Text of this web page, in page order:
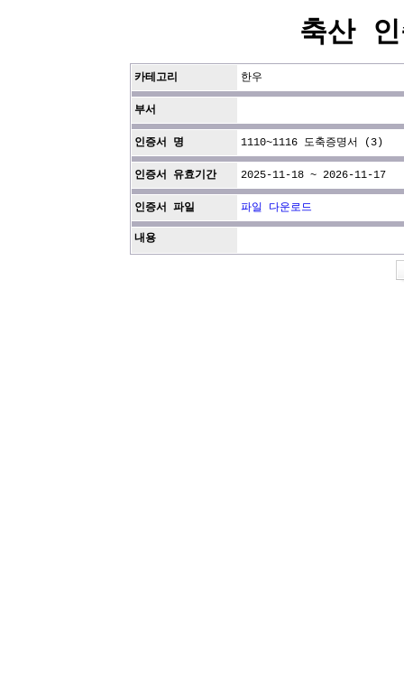
축산
카테고리 한우
부서
인증서 명 1110~1116 도축증명서 (3)
인증서 유효기간 2025-11-18 ~ 2026-11-17
인증서 파일 파일 다운로드
내용